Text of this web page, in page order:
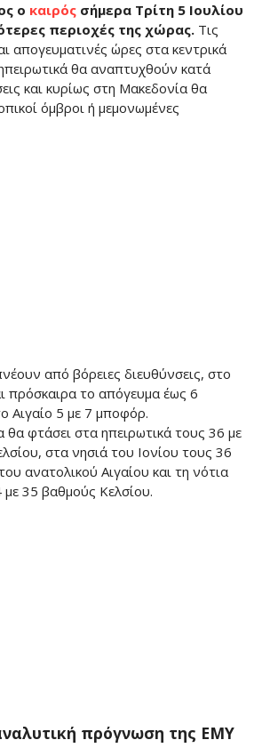
ο καιρόςσήμερα Τρίτη 5 Ιουλίου
περιοχές της χώρας.Τις
απογευματινές ώρες στα κεντρικά
θα αναπτυχθούν κατά
και κυρίως στη Μακεδονία θα
όμβροι ή μεμονωμένες
από βόρειες διευθύνσεις, στο
πρόσκαιρα το απόγευμα έως 6
Αιγαίο 5 με 7 μποφόρ.
θα φτάσει στα ηπειρωτικά τους 36 με
στα νησιά του Ιονίου τους 36
ανατολικού Αιγαίου και τη νότια
35 βαθμούς Κελσίου.
πρόγνωση της ΕΜΥ